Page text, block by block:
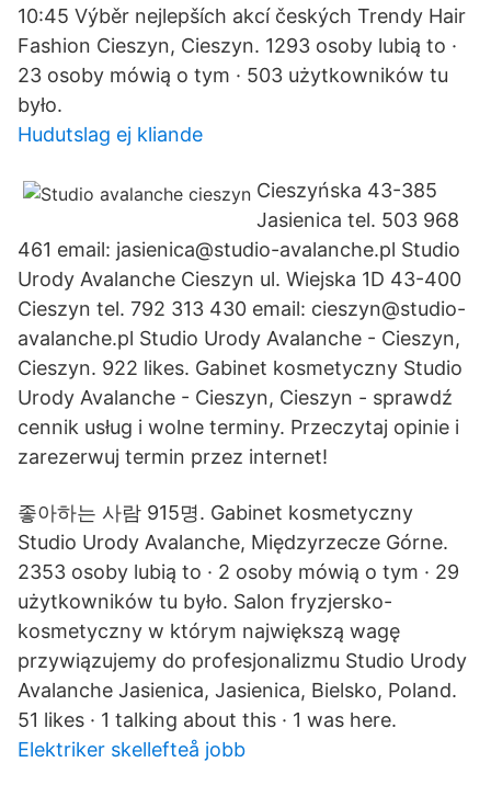
10:45 Výběr nejlepších akcí českých Trendy Hair
Fashion Cieszyn, Cieszyn. 1293 osoby lubią to ·
23 osoby mówią o tym · 503 użytkowników tu
było.
Hudutslag ej kliande
Cieszyńska 43-385
Jasienica tel. 503 968
461 email: jasienica@studio-avalanche.pl Studio
Urody Avalanche Cieszyn ul. Wiejska 1D 43-400
Cieszyn tel. 792 313 430 email: cieszyn@studio-
avalanche.pl Studio Urody Avalanche - Cieszyn,
Cieszyn. 922 likes. Gabinet kosmetyczny Studio
Urody Avalanche - Cieszyn, Cieszyn - sprawdź
cennik usług i wolne terminy. Przeczytaj opinie i
zarezerwuj termin przez internet!
좋아하는 사람 915명. Gabinet kosmetyczny
Studio Urody Avalanche, Międzyrzecze Górne.
2353 osoby lubią to · 2 osoby mówią o tym · 29
użytkowników tu było. Salon fryzjersko-
kosmetyczny w którym największą wagę
przywiązujemy do profesjonalizmu Studio Urody
Avalanche Jasienica, Jasienica, Bielsko, Poland.
51 likes · 1 talking about this · 1 was here.
Elektriker skellefteå jobb